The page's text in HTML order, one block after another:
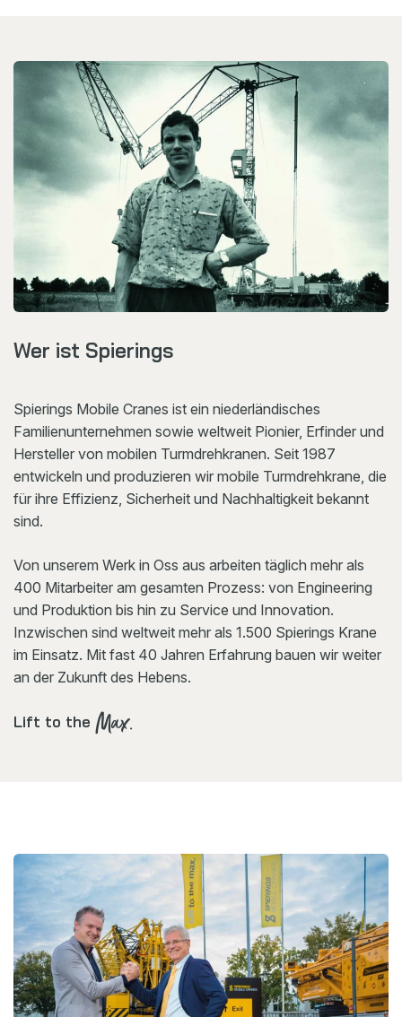
Wer ist Spierings
Spierings Mobile Cranes ist ein niederländisches
Familienunternehmen sowie weltweit Pionier, Erfinder und
Hersteller von mobilen Turmdrehkranen. Seit 1987
entwickeln und produzieren wir mobile Turmdrehkrane, die
für ihre Effizienz, Sicherheit und Nachhaltigkeit bekannt
sind.
Von unserem Werk in Oss aus arbeiten täglich mehr als
400 Mitarbeiter am gesamten Prozess: von Engineering
und Produktion bis hin zu Service und Innovation.
Inzwischen sind weltweit mehr als 1.500 Spierings Krane
im Einsatz. Mit fast 40 Jahren Erfahrung bauen wir weiter
an der Zukunft des Hebens.
Lift to the Max.